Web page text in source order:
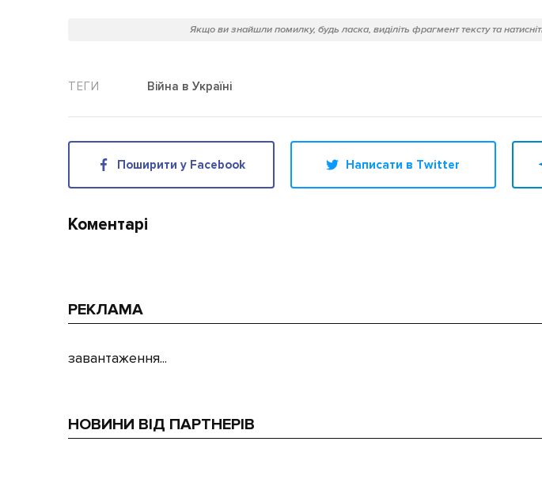
Якщо ви знайшли помилку, будь ласка, виділіть фрагмент тексту та
Війна в Україні
Поширити у Facebook Написати в Twitter
Коментарі
РЕКЛАМА
завантаження...
НОВИНИ ВІД ПАРТНЕРІВ